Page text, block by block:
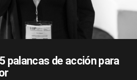
palancas de acción para